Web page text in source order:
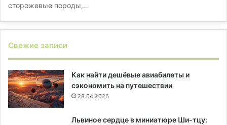
сторожевые породы,…
Свежие записи
Как найти дешёвые авиабилеты и
сэкономить на путешествии
28.04.2026
Львиное сердце в миниатюре Ши-тцу: